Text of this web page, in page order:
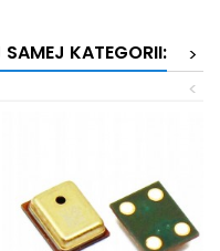
KATEGORII:
>
<